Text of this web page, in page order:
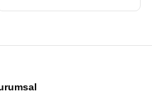
Ancak bu rotanın en büyük
Tatili , bürokratik engellere